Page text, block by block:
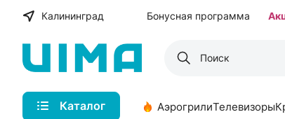
Калининград Бонусная программа
Каталог АэрогрилиТелевизоры